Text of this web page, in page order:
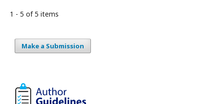
1 - 5 of 5 items
Make a Submission